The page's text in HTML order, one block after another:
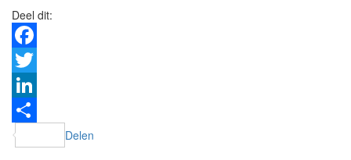
Deel dit:
Facebook
Twitter
LinkedIn
Delen